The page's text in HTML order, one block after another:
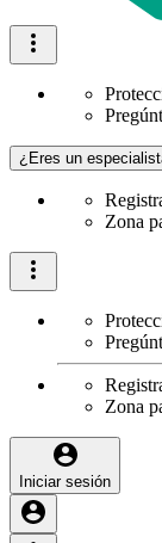
¿Eres un
Zona
Zona
Iniciar sesión